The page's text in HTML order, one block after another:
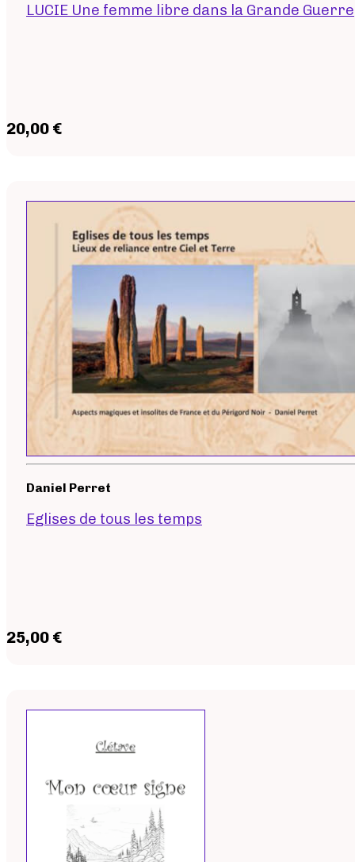
LUCIE Une femme libre dans la Grande Guerre
20,00 €
Daniel Perret
Eglises de tous les temps
25,00 €